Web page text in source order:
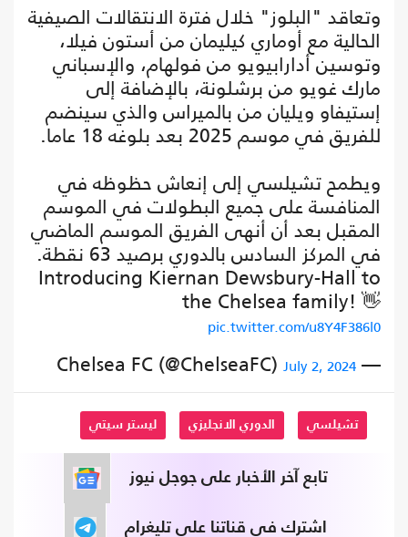
وتعاقد "البلوز" خلال فترة الانتقالات الصيفية
الحالية مع أوماري كيليمان من أستون فيلا،
وتوسين أدارابيويو من فولهام، والإسباني
مارك غويو من برشلونة، بالإضافة إلى
إستيفاو ويليان من بالميراس والذي سينضم
للفريق في موسم 2025 بعد بلوغه 18 عاما.
ويطمح تشيلسي إلى إنعاش حظوظه في
المنافسة على جميع البطولات في الموسم
المقبل بعد أن أنهى الفريق الموسم الماضي
في المركز السادس بالدوري برصيد 63 نقطة.
Introducing Kiernan Dewsbury-Hall to
the Chelsea family! 👋
pic.twitter.com/u8Y4F386l0
— Chelsea FC (@ChelseaFC)
July 2, 2024
تشيلسي الدوري الانجليزي ليستر سيتي
تابع آخر الأخبار على جوجل نيوز
اشترك في قناتنا على تليغرام